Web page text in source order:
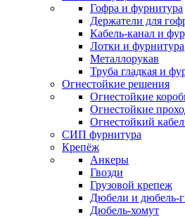
Гофра и фурнитура
Держатели для
Кабель-канал и
Лотки и фурнитура
Металлорукав
Труба гладкая и
Огнестойкие решения
Огнестойкие
Огнестойкие
Огнестойкий
СИП фурнитура
Крепёж
Анкеры
Гвозди
Грузовой крепеж
Дюбели и дюбель-
Дюбель-хомут